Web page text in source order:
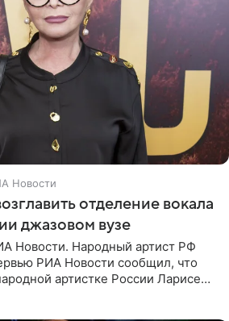
Новости
отделение вокала
джазовом вузе
Новости. Народный артист РФ
РИА Новости сообщил, что
артистке России Ларисе